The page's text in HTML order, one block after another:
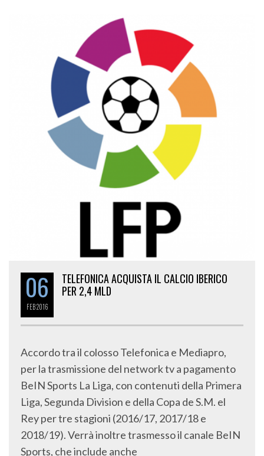
06
FEB2016
TELEFONICA ACQUISTA IL CALCIO IBERICO
PER 2,4 MLD
Accordo tra il colosso Telefonica e Mediapro,
per la trasmissione del network tv a pagamento
BeIN Sports La Liga, con contenuti della Primera
Liga, Segunda Division e della Copa de S.M. el
Rey per tre stagioni (2016/17, 2017/18 e
2018/19). Verrà inoltre trasmesso il canale BeIN
Sports, che include anche